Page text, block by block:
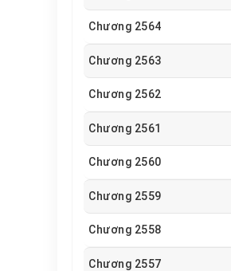
Chương 2564
Chương 2563
Chương 2562
Chương 2561
Chương 2560
Chương 2559
Chương 2558
Chương 2557